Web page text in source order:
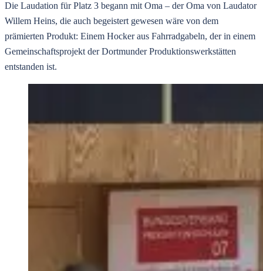
Die Laudation für Platz 3 begann mit Oma – der Oma von Laudator
Willem Heins, die auch begeistert gewesen wäre von dem
prämierten Produkt: Einem Hocker aus Fahrradgabeln, der in einem
Gemeinschaftsprojekt der Dortmunder Produktionswerkstätten
entstanden ist.